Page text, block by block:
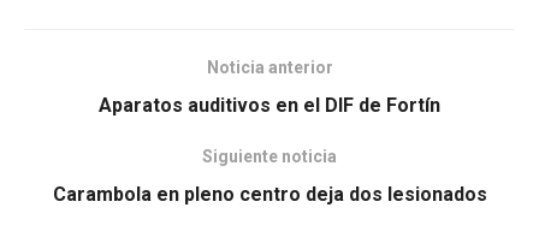
Noticia anterior
Aparatos auditivos en el DIF de Fortín
Siguiente noticia
Carambola en pleno centro deja dos lesionados